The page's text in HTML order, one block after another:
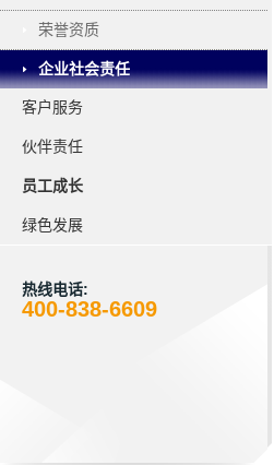
荣誉资质
企业社会责任
客户服务
伙伴责任
员工成长
绿色发展
热线电话:
400-838-6609